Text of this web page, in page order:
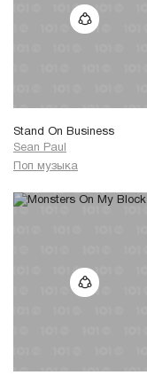
Stand On Business
Sean Paul
Поп музыка